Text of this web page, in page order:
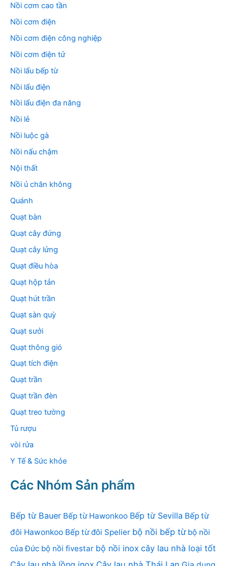
Nồi cơm cao tần
Nồi cơm điện
Nồi cơm điện công nghiệp
Nồi cơm điện tử
Nồi lẩu bếp từ
Nồi lẩu điện
Nồi lẩu điện đa năng
Nồi lẻ
Nồi luộc gà
Nồi nấu chậm
Nội thất
Nồi ủ chân không
Quánh
Quạt bàn
Quạt cây đứng
Quạt cây lửng
Quạt điều hòa
Quạt hộp tản
Quạt hút trần
Quạt sàn quỳ
Quạt sưởi
Quạt thông gió
Quạt tích điện
Quạt trần
Quạt trần đèn
Quạt treo tường
Tủ rượu
vòi rửa
Y Tế & Sức khỏe
Các Nhóm Sản phẩm
Bếp từ Bauer Bếp từ Hawonkoo Bếp từ Sevilla Bếp từ
đôi Hawonkoo Bếp từ đôi Spelier bộ nồi bếp từ bộ nồi
của Đức bộ nồi fivestar bộ nồi inox cây lau nhà loại tốt